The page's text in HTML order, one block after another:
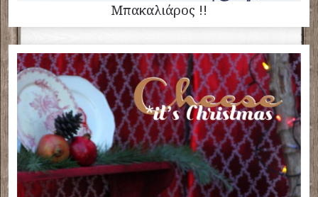
Μπακαλιάρος !!